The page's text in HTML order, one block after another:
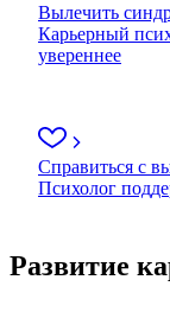
Вылечить
Карьерный
увереннее
Справиться с
Психолог
Развитие